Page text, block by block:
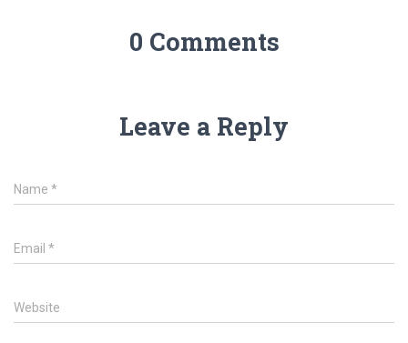
0 Comments
Leave a Reply
Name *
Email *
Website